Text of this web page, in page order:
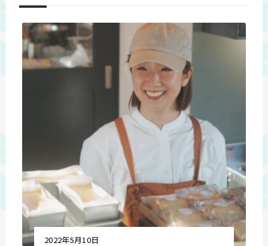
2022年5月10日